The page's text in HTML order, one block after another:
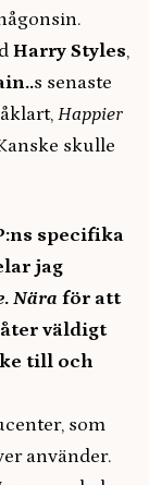
Harry Styles,
s senaste
Happier
skulle
specifika
jag
. Nära för att
väldigt
till och
som
använder.